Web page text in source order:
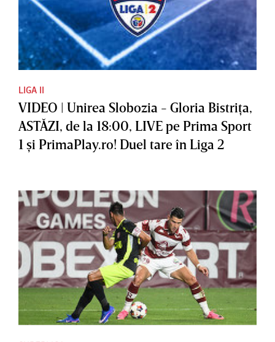
LIGA II
VIDEO | Unirea Slobozia - Gloria Bistriţa,
ASTĂZI, de la 18:00, LIVE pe Prima Sport
1 şi PrimaPlay.ro! Duel tare în Liga 2